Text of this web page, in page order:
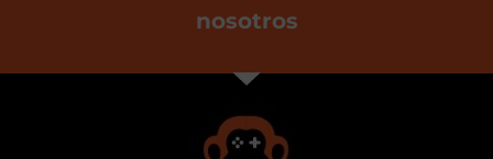
nosotros